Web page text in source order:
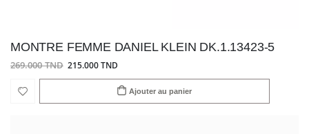
MONTRE FEMME DANIEL KLEIN DK.1.13423-5
269.000 TND 215.000 TND
Ajouter au panier